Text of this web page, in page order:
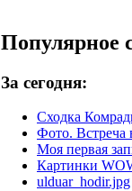
Популярное
За сегодня:
Сходка
Фото. Встреча
Моя первая
Картинки
ulduar_hodir.jpg